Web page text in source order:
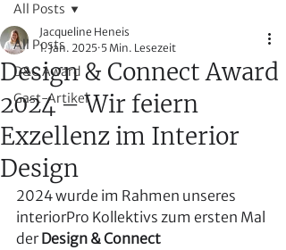
All Posts
D&C Award
Gast-Artikel
All Posts
Design & Connect Award
2024 – Wir feiern
Exzellenz im Interior
Design
Jacqueline Heneis
1. Jan. 2025 5 Min. Lesezeit
2024 wurde im Rahmen unseres
interiorPro Kollektivs zum ersten Mal
der Design & Connect